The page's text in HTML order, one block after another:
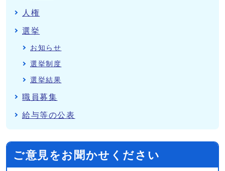
人権
選挙
お知らせ
選挙制度
選挙結果
職員募集
給与等の公表
ご意見をお聞かせください